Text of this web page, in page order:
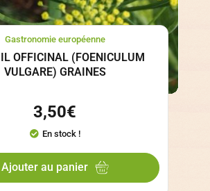
Gastronomie européenne
OFFICINAL (FOENICULUM
VULGARE) GRAINES
3,50€
En stock !
Ajouter au panier